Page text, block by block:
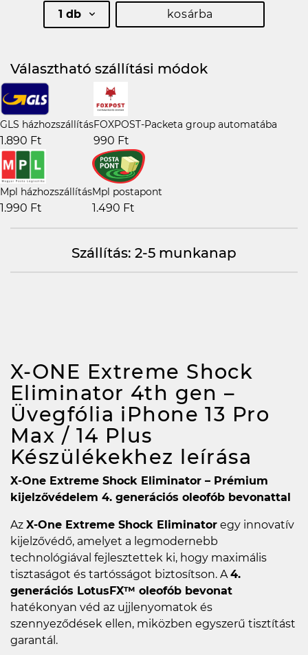
1 db kosárba
Választható szállítási módok
GLS házhozszállítás
1.890 Ft
FOXPOST-Packeta group automatába
990 Ft
Mpl házhozszállítás
1.990 Ft
Mpl postapont
1.490 Ft
Szállítás: 2-5 munkanap
X-ONE Extreme Shock
Eliminator 4th gen –
Üvegfólia iPhone 13 Pro
Max / 14 Plus
Készülékekhez leírása
X-One Extreme Shock Eliminator – Prémium
kijelzővédelem 4. generációs oleofób bevonattal
Az X-One Extreme Shock Eliminator egy innovatív
kijelzővédő, amelyet a legmodernebb
technológiával fejlesztettek ki, hogy maximális
tisztaságot és tartósságot biztosítson. A 4.
generációs LotusFX™ oleofób bevonat
hatékonyan véd az ujjlenyomatok és
szennyeződések ellen, miközben egyszerű tisztítást
garantál.